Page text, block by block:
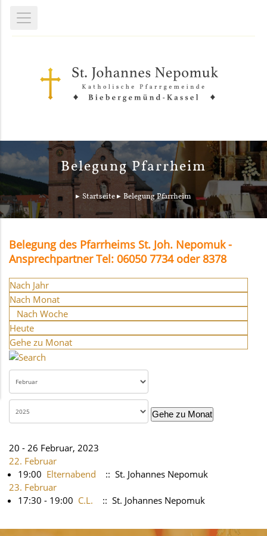
Belegung Pfarrheim
Startseite Belegung Pfarrheim
Belegung des Pfarrheims St. Joh. Nepomuk -
Ansprechpartner Tel: 06050 7734 oder 8378
Nach Jahr
Nach Monat
Nach Woche
Heute
Gehe zu Monat
Gehe zu Monat
20 - 26 Februar, 2023
22. Februar
19:00 Elternabend
:: St. Johannes Nepomuk
23. Februar
17:30 - 19:00 C.L. :: St. Johannes Nepomuk